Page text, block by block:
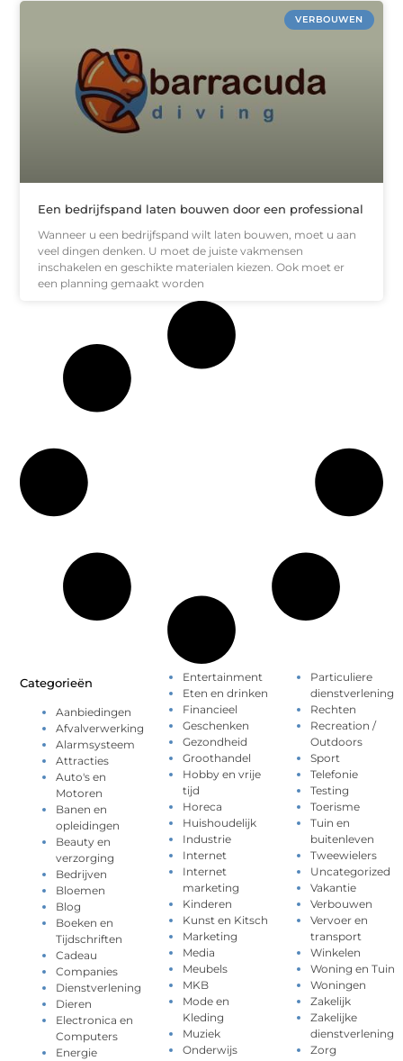
VERBOUWEN
Een bedrijfspand laten bouwen door een professional
Wanneer u een bedrijfspand wilt laten bouwen, moet u aan
veel dingen denken. U moet de juiste vakmensen
inschakelen en geschikte materialen kiezen. Ook moet er
een planning gemaakt worden
Categorieën
Aanbiedingen
Afvalverwerking
Alarmsysteem
Attracties
Auto's en
Motoren
Banen en
opleidingen
Beauty en
verzorging
Bedrijven
Bloemen
Blog
Boeken en
Tijdschriften
Cadeau
Companies
Dienstverlening
Dieren
Electronica en
Computers
Energie
Entertainment
Eten en drinken
Financieel
Geschenken
Gezondheid
Groothandel
Hobby en vrije
tijd
Horeca
Huishoudelijk
Industrie
Internet
Internet
marketing
Kinderen
Kunst en Kitsch
Marketing
Media
Meubels
MKB
Mode en
Kleding
Muziek
Onderwijs
Particuliere
dienstverlening
Rechten
Recreation /
Outdoors
Sport
Telefonie
Testing
Toerisme
Tuin en
buitenleven
Tweewielers
Uncategorized
Vakantie
Verbouwen
Vervoer en
transport
Winkelen
Woning en Tuin
Woningen
Zakelijk
Zakelijke
dienstverlening
Zorg